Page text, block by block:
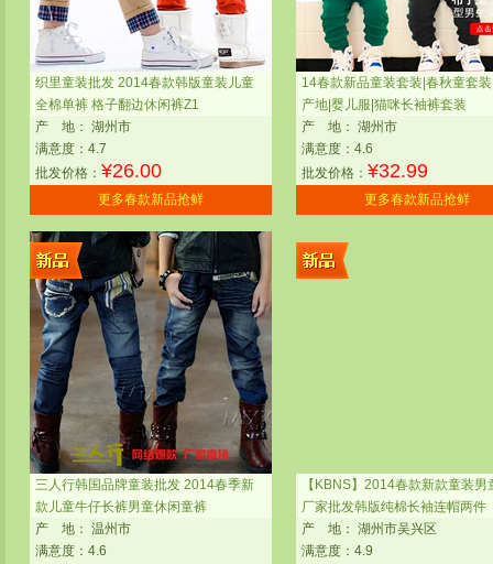
织里童装批发 2014春款韩版童装儿童
全棉单裤 格子翻边休闲裤Z1
产
地： 湖州市
满意度：4.7
批发价格： ¥26.00
更多春款新品抢鲜
14春款新品童装套装|春秋童套
产地|婴儿服|猫咪长袖裤套装
产
地： 湖州市
满意度：4.6
批发价格： ¥32.99
更多春款新品抢鲜
三人行韩国品牌童装批发 2014春季新
款儿童牛仔长裤男童休闲童裤
产
地： 温州市
满意度：4.6
【KBNS】2014春款新款童装男
厂家批发韩版纯棉长袖连帽两件
产
地： 湖州市吴兴区
满意度：4.9